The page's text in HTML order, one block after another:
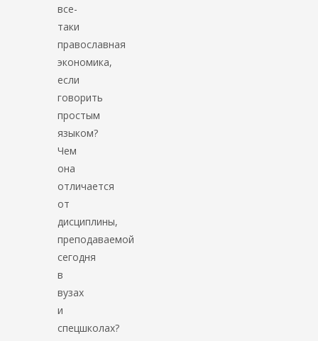
все-
таки
православная
экономика,
если
говорить
простым
языком?
Чем
она
отличается
от
дисциплины,
преподаваемой
сегодня
в
вузах
и
спецшколах?